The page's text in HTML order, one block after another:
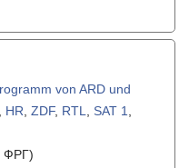
von ARD und
HR ZDF, RTL SAT 1
ФРГ)